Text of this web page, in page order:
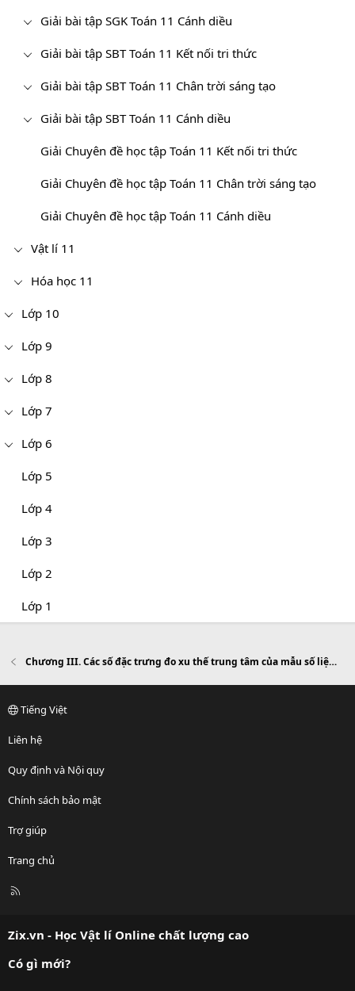
Giải bài tập SGK Toán 11 Cánh diều
Giải bài tập SBT Toán 11 Kết nối tri thức
Giải bài tập SBT Toán 11 Chân trời sáng tạo
Giải bài tập SBT Toán 11 Cánh diều
Giải Chuyên đề học tập Toán 11 Kết nối tri thức
Giải Chuyên đề học tập Toán 11 Chân trời sáng tạo
Giải Chuyên đề học tập Toán 11 Cánh diều
Vật lí 11
Hóa học 11
Lớp 10
Lớp 9
Lớp 8
Lớp 7
Lớp 6
Lớp 5
Lớp 4
Lớp 3
Lớp 2
Lớp 1
Chương III. Các số đặc trưng đo xu thế trung tâm của mẫu số liệu ghép nhóm
Tiếng Việt
Liên hệ
Quy định và Nội quy
Chính sách bảo mật
Trợ giúp
Trang chủ
R
Zix.vn - Học Vật lí Online chất lượng cao
Có gì mới?